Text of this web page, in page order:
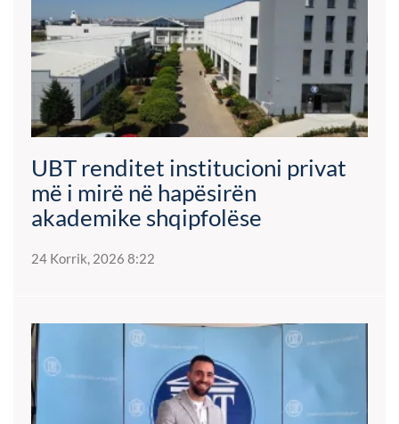
UBT renditet institucioni privat
më i mirë në hapësirën
akademike shqipfolëse
24 Korrik, 2026 8:22